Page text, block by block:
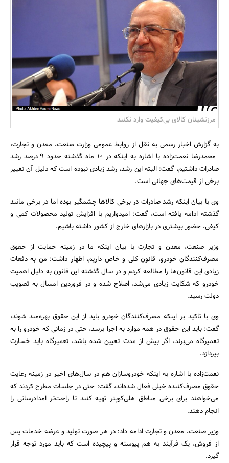
مرزنشینان کالای بی‌کیفیت وارد نکنند
به گزارش اخبار رسمی به نقل از روابط عمومی وزارت صنعت، معدن و تجارت،
محمدرضا نعمت‌زاده با اشاره به اینکه در ۱۰ ماه گذشته حدود ۹ درصد رشد
صادرات داشتیم، گفت: البته این رشد، رشد زیادی نبوده است که دلیل آن تغییر
برخی از قیمت‌های جهانی است.
وی با بیان اینکه رشد صادرات در برخی کالاها چشمگیر بوده اما در برخی مانند
گذشته ادامه یافته است، گفت: امیدواریم با افزایش تولید محصولات کمی و
کیفی، حضور بیشتری در بازارهای خارج از کشور داشته باشیم.
وزیر صنعت، معدن و تجارت با بیان اینکه ما در زمینه حمایت از حقوق
مصرف‌کنندگان خودرو، قانون کلی و خاص داریم، اظهار داشت: من به دفعات
زیادی این قانون‌ها را مطالعه کردم و در سال گذشته این قانون به دلیل اهمیت
خودرو که شکایت زیادی می‌شد، اصلاح شده و در فروردین امسال به تصویب
دولت رسید.
وی با تاکید بر اینکه مصرف‌کنندگان خودرو باید از این حقوق بهره‌مند شوند،
گفت: باید این حقوق در همه موارد به اجرا برسد، حتی در زمانی که خودرو را به
تعمیرگاه می‌برند، اگر بیش از مدت تعیین شده باشد، تعمیرگاه باید خسارت
بپردازد.
نعمت‌زاده با اشاره به اینکه خودروسازان هم در سال‌های اخیر در زمینه رعایت
حقوق مصرف‌کننده خیلی فعال شده‌اند، گفت: حتی در جلسات مطرح کردند که
می‌خواهند برای برخی مناطق هلی‌کوپتر تهیه کنند تا راحت‌تر امدادرسانی را
انجام دهند.
وزیر صنعت، معدن و تجارت ادامه داد: در هر صورت تولید و عرضه خدمات پس
از فروش، یک فرآیند به هم پیوسته و پیچیده است که باید مورد توجه قرار
گیرد.